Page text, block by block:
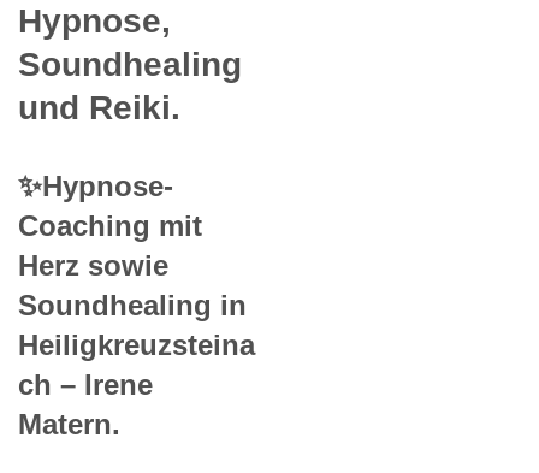
Hypnose,
Soundhealing
und Reiki.
✨Hypnose-
Coaching mit
Herz sowie
Soundhealing in
Heiligkreuzsteina
ch – Irene
Matern.